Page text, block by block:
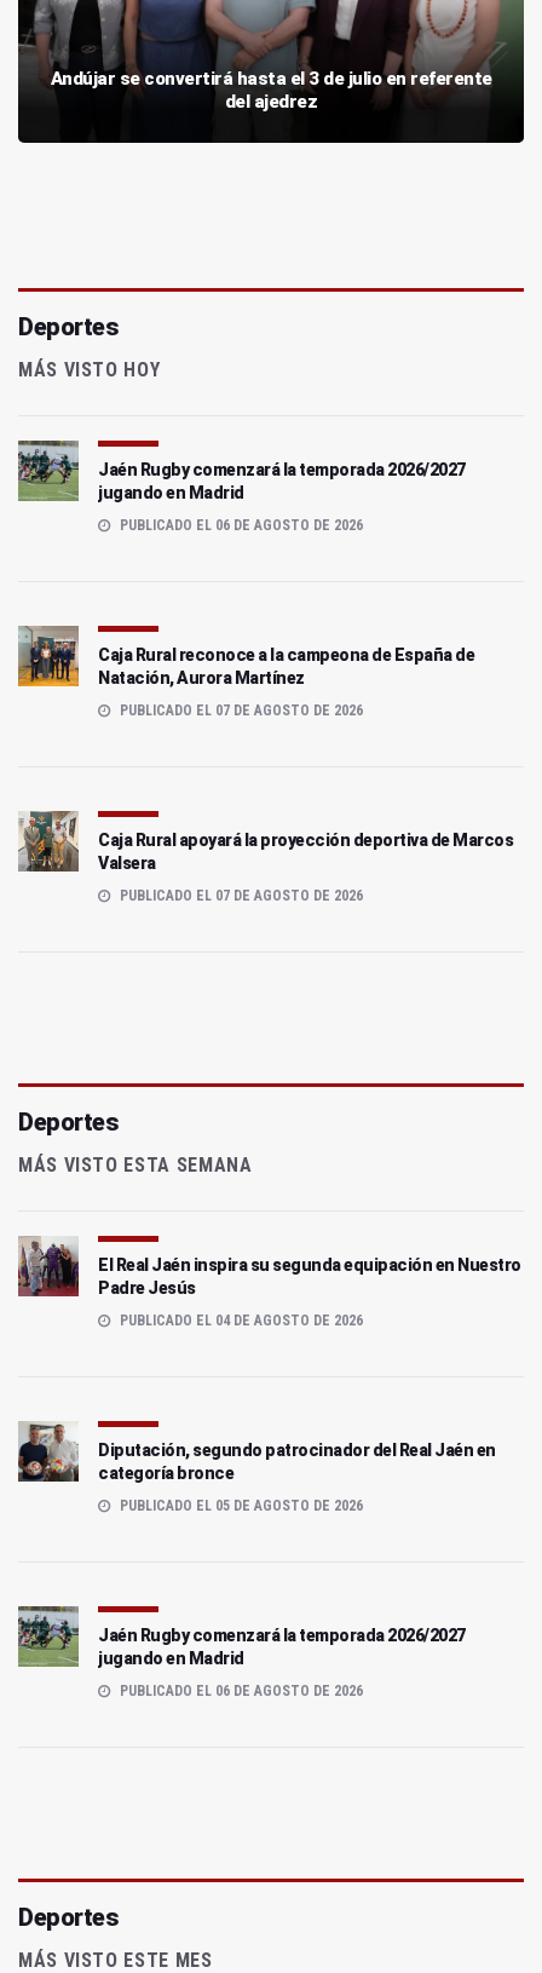
Andújar se convertirá hasta el 3 de julio en referente
del ajedrez
Deportes
MÁS VISTO HOY
Jaén Rugby comenzará la temporada 2026/2027
jugando en Madrid
PUBLICADO EL 06 DE AGOSTO DE 2026
Caja Rural reconoce a la campeona de España de
Natación, Aurora Martínez
PUBLICADO EL 07 DE AGOSTO DE 2026
Caja Rural apoyará la proyección deportiva de Marcos
Valsera
PUBLICADO EL 07 DE AGOSTO DE 2026
Deportes
MÁS VISTO ESTA SEMANA
El Real Jaén inspira su segunda equipación en Nuestro
Padre Jesús
PUBLICADO EL 04 DE AGOSTO DE 2026
Diputación, segundo patrocinador del Real Jaén en
categoría bronce
PUBLICADO EL 05 DE AGOSTO DE 2026
Jaén Rugby comenzará la temporada 2026/2027
jugando en Madrid
PUBLICADO EL 06 DE AGOSTO DE 2026
Deportes
MÁS VISTO ESTE MES